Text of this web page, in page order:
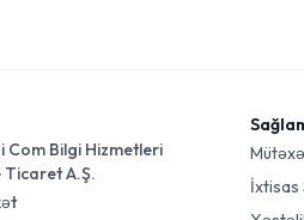
Com Bilgi Hizmetleri
Ticaret A.Ş.
İxtisas